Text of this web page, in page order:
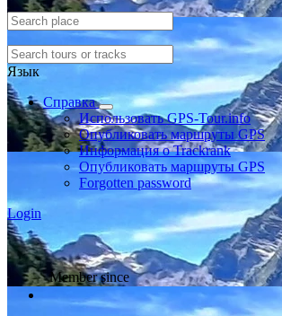
Язык
Справка
Использовать GPS-Tour.info
Опубликовать маршруты GPS
Информация о Trackrank
Опубликовать маршруты GPS
Forgotten password
Login
Member since